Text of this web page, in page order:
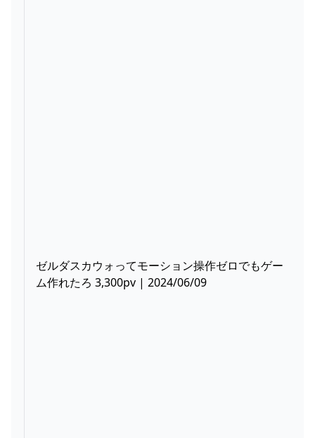
ゼルダスカウォってモーション操作ゼロでもゲー
ム作れたろ 3,300pv | 2024/06/09